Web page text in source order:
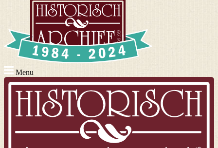
Menu